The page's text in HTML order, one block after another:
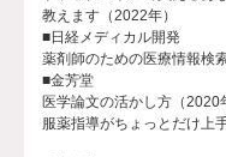
教えます（2022年）
■日経メディカル開発
薬剤師のための医療情報検
■金芳堂
医学論文の活かし方（2020
服薬指導がちょっとだけ上